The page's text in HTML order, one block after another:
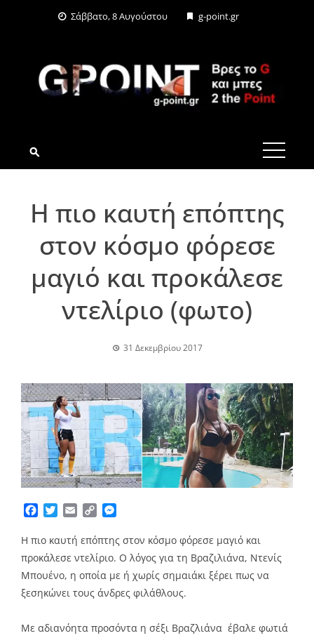
Σάββατο, 8 Αυγούστου g-point.gr
G-POINT.GR
Η πιο καυτή επόπτης
στον κόσμο φόρεσε
μαγιό και προκάλεσε
ντελίριο (φωτο)
31 Δεκεμβρίου 2017
Facebook
TwitterEmailCopy
Η πιο καυτή επόπτης στον κόσμο φόρεσε μαγιό και
προκάλεσε ντελίριο. Ο λόγος για τη Βραζιλιάνα, Ντενίς
Μπουένο, η οποία με ή χωρίς σημαιάκι ξέρει πως να
ξεσηκώνει τους άνδρες φιλάθλους.
Με αδιανόητα προσόντα η σέξι Βραζλιάνα έβαλε φωτιά